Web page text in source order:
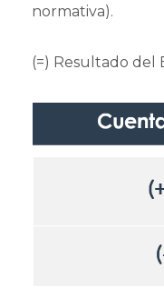
normativa).
(=) Resultado del